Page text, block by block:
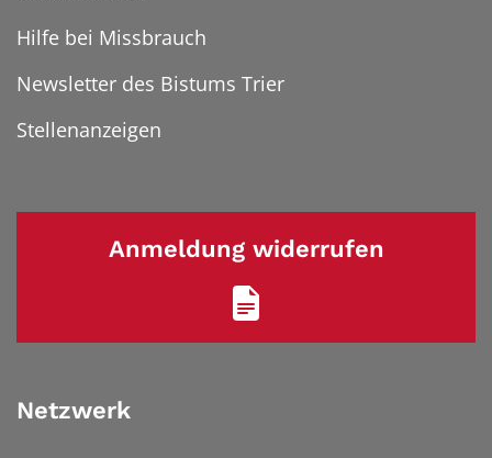
Hilfe bei Missbrauch
Newsletter des Bistums Trier
Stellenanzeigen
Anmeldung widerrufen
Netzwerk